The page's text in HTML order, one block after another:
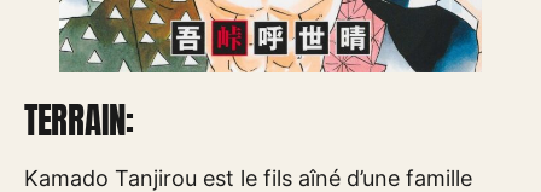
TERRAIN:
Kamado Tanjirou est le fils aîné d’une famille